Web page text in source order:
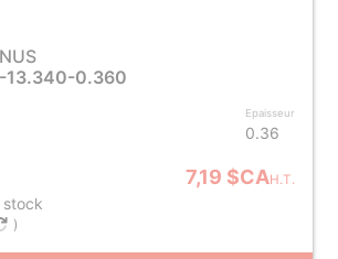
13.340-0.360
Epaisseur
0.36
7,19 $CAH.T.
stock
)